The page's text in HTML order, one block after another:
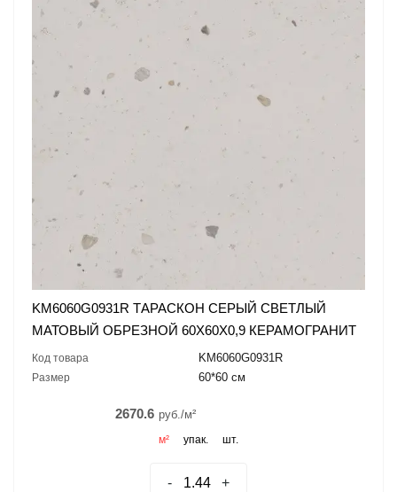
KM6060G0931R ТАРАСКОН СЕРЫЙ СВЕТЛЫЙ
МАТОВЫЙ ОБРЕЗНОЙ 60X60X0,9 КЕРАМОГРАНИТ
Код товара KM6060G0931R
Размер 60*60 см
2670.6 руб./м²
м² упак. шт.
- +